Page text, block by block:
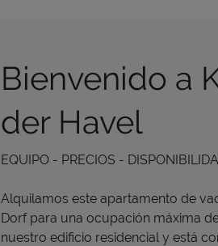
Bienvenido a
der Havel
EQUIPO - PRECIOS -
Alquilamos este apartamento de
Dorf para una ocupación máxima
nuestro edificio residencial y está